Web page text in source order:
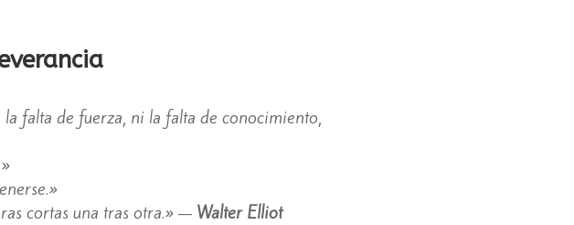
falta de fuerza, ni la falta de conocimiento,
cortas una tras otra.» — Walter Elliot